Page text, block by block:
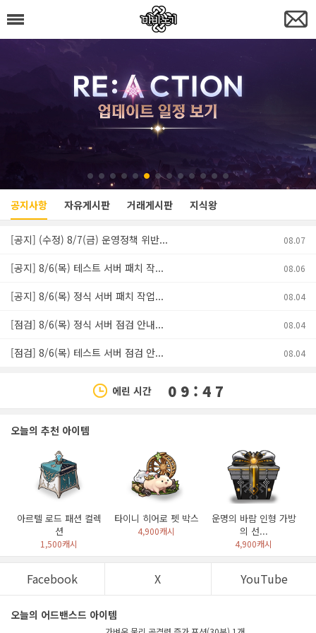
공지사항 자유게시판 거래게시판 지식왕
[공지] (수정) 8/7(금) 운영정책 위반... 08.07
[공지] 8/6(목) 테스트 서버 패치 작... 08.06
[공지] 8/6(목) 정식 서버 패치 작업... 08.04
[점검] 8/6(목) 정식 서버 점검 안내... 08.04
[점검] 8/6(목) 테스트 서버 점검 안... 08.04
에린 시간 0 9 : 4 7
오늘의 추천 아이템
아르텔 로드 패션 컬렉
션
1,500캐시
타이니 히어로 펫 박스
4,900캐시
운명의 바람 인형 가방
의 선...
4,900캐시
Facebook X YouTube
오늘의 어드밴스드 아이템